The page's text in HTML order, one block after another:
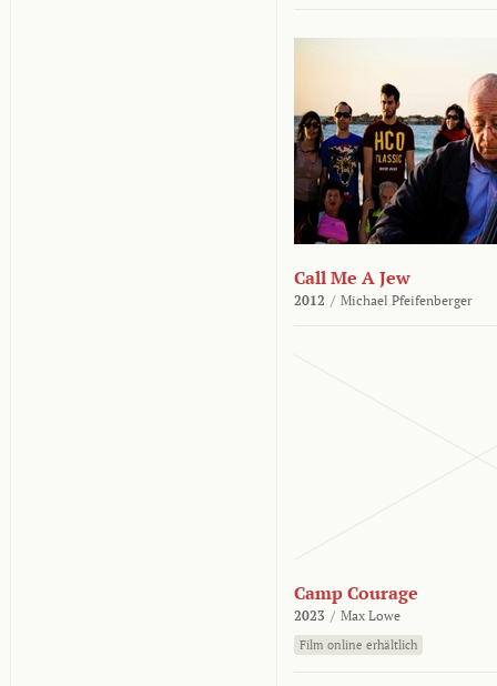
Call Me A Jew
2012 / Michael Pfeifenberger
Camp Courage
2023 / Max Lowe
Film online erhältlich